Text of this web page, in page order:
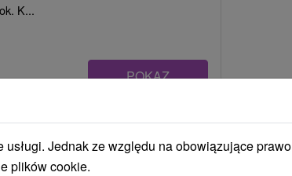
K...
POKAZ
Oravský Biely Potok
Biely Potok
Jednak ze względu na obowiązujące prawo
plików cookie.